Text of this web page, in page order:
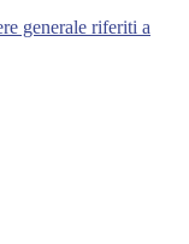
generale riferiti a